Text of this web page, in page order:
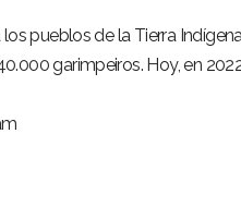
los pueblos de la Tierra
garimpeiros. Hoy, en